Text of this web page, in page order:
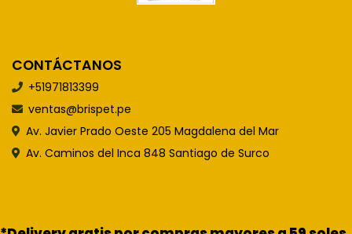
CONTÁCTANOS
+51971813399
ventas@brispet.pe
Av. Javier Prado Oeste 205 Magdalena del Mar
Av. Caminos del Inca 848 Santiago de Surco